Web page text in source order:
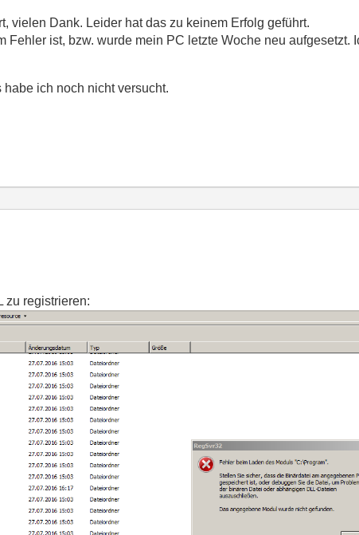
vielen Dank. Leider hat das zu keinem Erfolg geführt.
Fehler ist, bzw. wurde mein PC letzte Woche neu aufgesetzt.
habe ich noch nicht versucht.
zu registrieren: